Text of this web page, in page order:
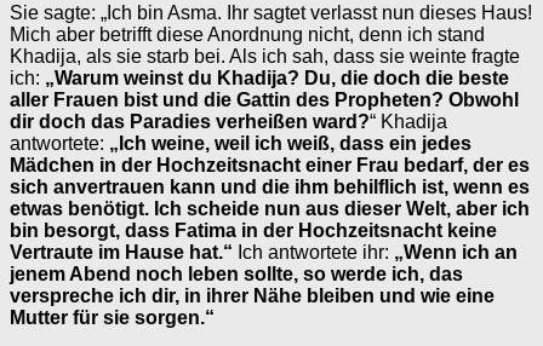
Sie sagte: „Ich bin Asma. Ihr sagtet verlasst nun dieses Haus!
Mich aber betrifft diese Anordnung nicht, denn ich stand
Khadija, als sie starb bei. Als ich sah, dass sie weinte fragte
ich: „Warum weinst du Khadija? Du, die doch die beste
aller Frauen bist und die Gattin des Propheten? Obwohl
dir doch das Paradies verheißen ward?“ Khadija
antwortete: „Ich weine, weil ich weiß, dass ein jedes
Mädchen in der Hochzeitsnacht einer Frau bedarf, der es
sich anvertrauen kann und die ihm behilflich ist, wenn es
etwas benötigt. Ich scheide nun aus dieser Welt, aber ich
bin besorgt, dass Fatima in der Hochzeitsnacht keine
Vertraute im Hause hat.“ Ich antwortete ihr: „Wenn ich an
jenem Abend noch leben sollte, so werde ich, das
verspreche ich dir, in ihrer Nähe bleiben und wie eine
Mutter für sie sorgen.“